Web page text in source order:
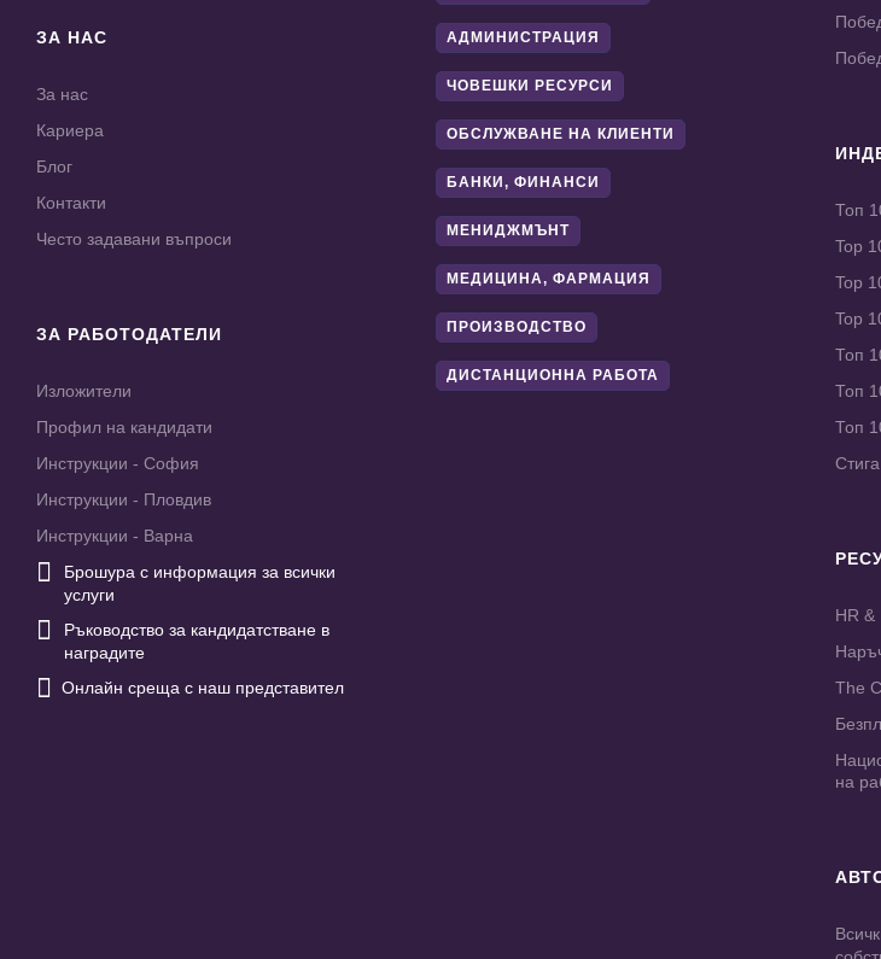
ЗА НАС
За нас
Кариера
Блог
Контакти
Често задавани въпроси
ЗА РАБОТОДАТЕЛИ
Изложители
Профил на кандидати
Инструкции - София
Инструкции - Пловдив
Инструкции - Варна

Брошура с информация за всички
услуги

Ръководство за кандидатстване в
наградите
 Онлайн среща с наш представител
АДМИНИСТРАЦИЯ
ЧОВЕШКИ РЕСУРСИ
ОБСЛУЖВАНЕ НА КЛИЕНТИ
БАНКИ, ФИНАНСИ
МЕНИДЖМЪНТ
МЕДИЦИНА, ФАРМАЦИЯ
ПРОИЗВОДСТВО
ДИСТАНЦИОННА РАБОТА
Топ
Top
Top
Top
Топ
Топ
Топ
HR &
The
на